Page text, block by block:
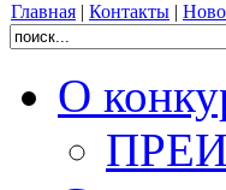
Главная | Контакты |
О